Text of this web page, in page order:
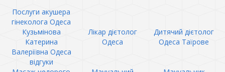
Послуги акушера
гінеколога Одеса
Кузьмінова
Катерина
Валеріївна Одеса
відгуки
Лікар дієтолог
Одеса
Дитячий дієтолог
Одеса Таїрове